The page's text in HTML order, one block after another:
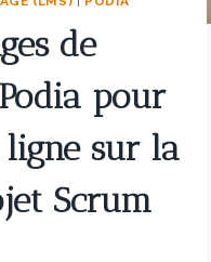
de
pour
sur la
Scrum